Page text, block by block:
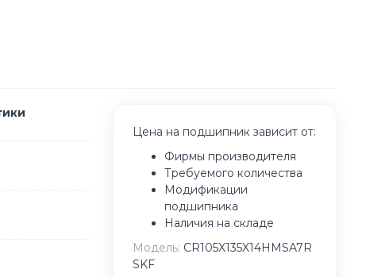
Цена на подшипник зависит от:
Фирмы производителя
Требуемого количества
Модификации
подшипника
Наличия на складе
Модель: CR105X135X14HMSA7R
SKF